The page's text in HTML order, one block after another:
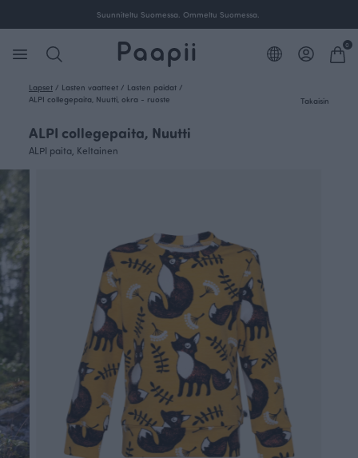
Ilmainen toimitus yli 100 € tilauksille Suomessa.
0
Lapset / Lasten vaatteet / Lasten paidat /
ALPI collegepaita, Nuutti, okra - ruoste
Takaisin
ALPI collegepaita, Nuutti
ALPI paita, Keltainen